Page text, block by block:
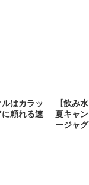
ルはカラッ
頼れる速
【飲み
夏キャ
ージャ